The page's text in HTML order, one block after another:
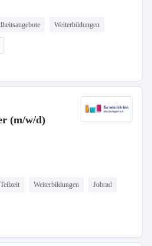
Weiterbildungen
(m/w/d)
Teilzeit Weiterbildungen Jobrad